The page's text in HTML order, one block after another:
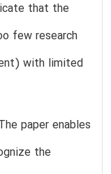
that the
few research
with limited
paper enables
the